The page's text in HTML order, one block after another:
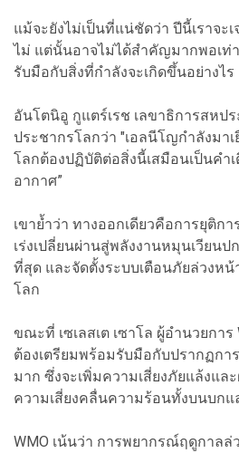
แม้จะยังไม่เป็นที่แน่ชัดว่า ปีนี้เราจะเ
ไม่ แต่นั้นอาจไม่ได้สำคัญมากพอเท่
รับมือกับสิ่งที่กำลังจะเกิดขึ้นอย่างไร
อันโตนิอู กูแตร์เรช เลขาธิการสหป
ประชากรโลกว่า "เอลนีโญกำลังมา
โลกต้องปฏิบัติต่อสิ่งนี้เสมือนเป็นคำ
อากาศ”
เขาย้ำว่า ทางออกเดียวคือการยุติก
เร่งเปลี่ยนผ่านสู่พลังงานหมุนเวียน
ที่สุด และจัดตั้งระบบเตือนภัยล่วงห
โลก
ขณะที่ เซเลสเต เซาโล ผู้อำนวยการ
ต้องเตรียมพร้อมรับมือกับปรากฏก
มาก ซึ่งจะเพิ่มความเสี่ยงภัยแล้งแล
ความเสี่ยงคลื่นความร้อนทั้งบนบกแ
WMO เน้นว่า การพยากรณ์ฤดูกาลล่